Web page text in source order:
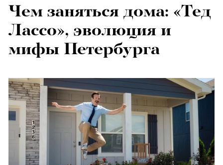
Чем заняться дома: «Тед
Лассо», эволюция и
мифы Петербурга